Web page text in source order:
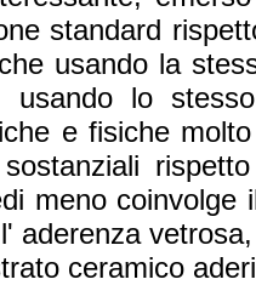
standard
usando la
usando lo
e fisiche
meno
aderenza
ceramico